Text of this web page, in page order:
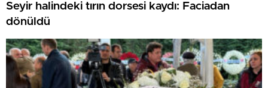
Seyir halindeki tırın dorsesi kaydı: Faciadan
dönüldü